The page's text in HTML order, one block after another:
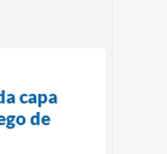
capa
de